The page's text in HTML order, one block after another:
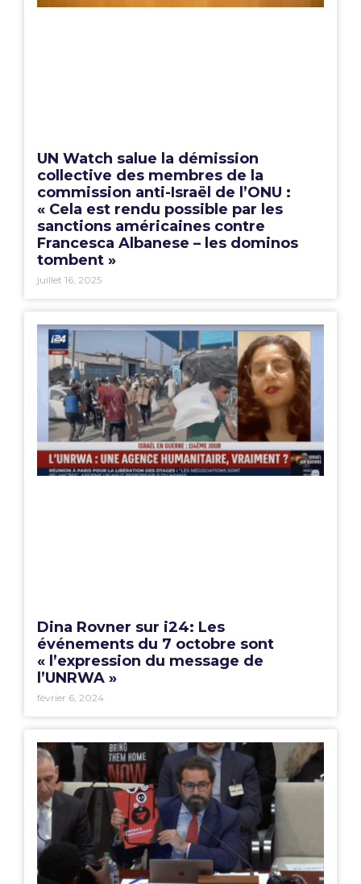
UN Watch salue la démission
collective des membres de la
commission anti-Israël de l’ONU :
« Cela est rendu possible par les
sanctions américaines contre
Francesca Albanese – les dominos
tombent »
juillet 16, 2025
Dina Rovner sur i24: Les
événements du 7 octobre sont
« l’expression du message de
l’UNRWA »
février 6, 2024